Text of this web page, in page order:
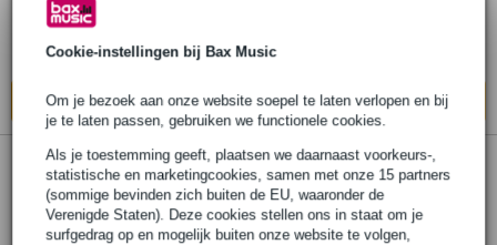
Cookie-instellingen bij Bax Music
Om je bezoek aan onze website soepel te laten verlopen en bij
je te laten passen, gebruiken we functionele cookies.
Als je toestemming geeft, plaatsen we daarnaast voorkeurs-,
statistische en marketingcookies, samen met onze 15 partners
(sommige bevinden zich buiten de EU, waaronder de
Verenigde Staten). Deze cookies stellen ons in staat om je
surfgedrag op en mogelijk buiten onze website te volgen,
Ook in 1 winkelop voorraad
In mijn winkelwagen
IK Multimedia iRig Video Creator HD
Bundle